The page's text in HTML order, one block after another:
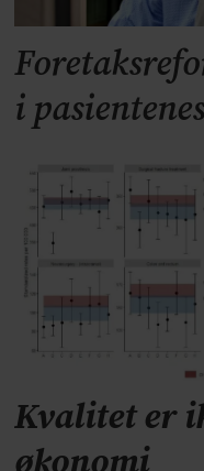
i
Kvalitet er